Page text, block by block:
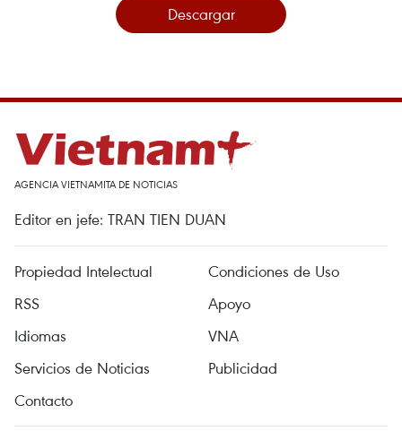
Descargar
AGENCIA VIETNAMITA DE NOTICIAS
Editor en jefe: TRAN TIEN DUAN
Propiedad Intelectual
Condiciones de Uso
RSS
Apoyo
Idiomas
VNA
Servicios de Noticias
Publicidad
Contacto